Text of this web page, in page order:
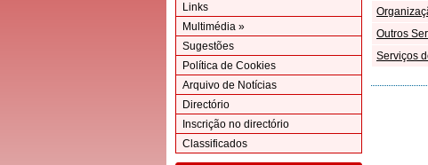
Links
Multimédia »
Sugestões
Política de Cookies
Arquivo de Notícias
Directório
Inscrição no directório
Classificados
Outros
Serviços